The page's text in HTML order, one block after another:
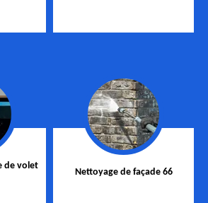
de volet
Nettoyage de façade 66